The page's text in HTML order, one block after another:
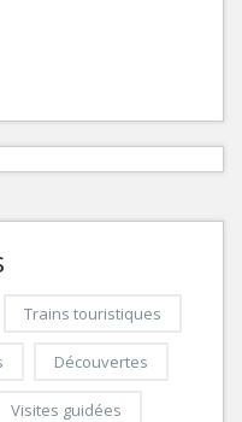
Trains touristiques
Découvertes
Visites guidées